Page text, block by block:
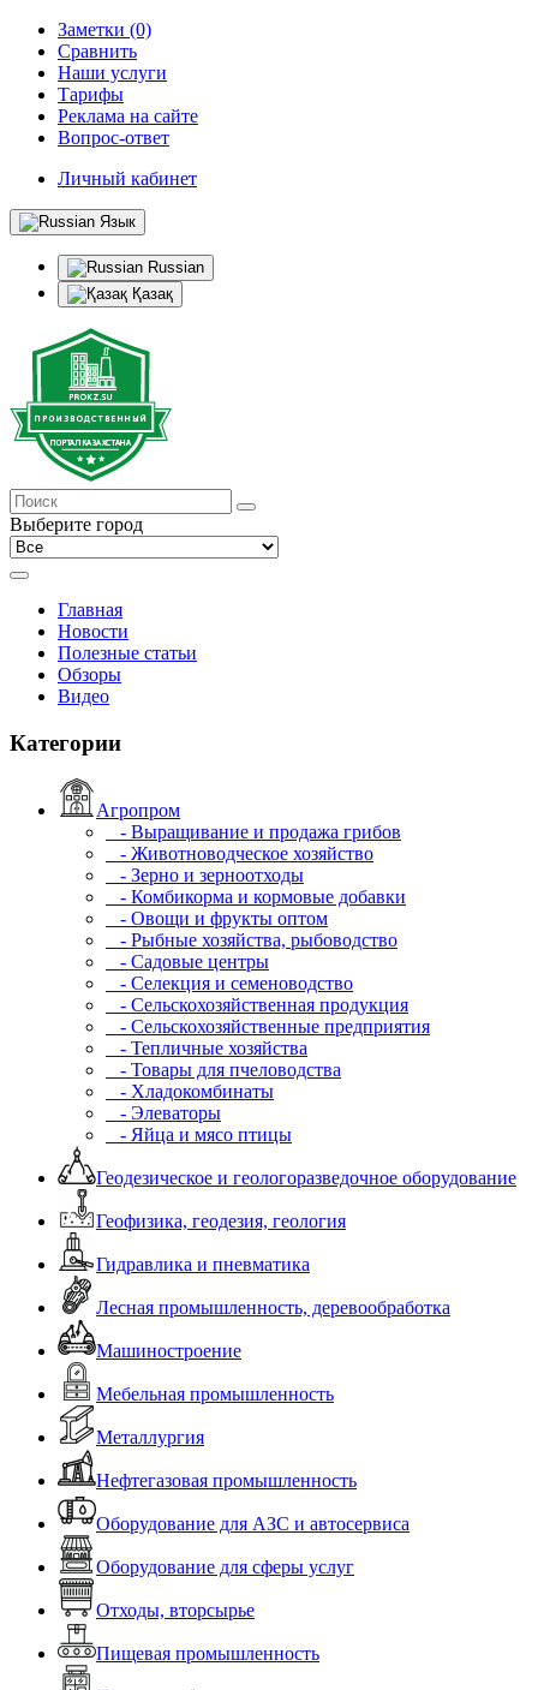
Заметки (0)
Сравнить
Наши услуги
Тарифы
Реклама на сайте
Вопрос-ответ
Личный кабинет
Язык
Russian
Қазақ
Выберите город
Главная
Новости
Полезные статьи
Обзоры
Видео
Категории
Агропром
- Выращивание и продажа грибов
- Животноводческое хозяйство
- Зерно и зерноотходы
- Комбикорма и кормовые добавки
- Овощи и фрукты оптом
- Рыбные хозяйства, рыбоводство
- Садовые центры
- Селекция и семеноводство
- Сельскохозяйственная продукция
- Сельскохозяйственные предприятия
- Тепличные хозяйства
- Товары для пчеловодства
- Хладокомбинаты
- Элеваторы
- Яйца и мясо птицы
Геодезическое и геологоразведочное оборудование
Геофизика, геодезия, геология
Гидравлика и пневматика
Лесная промышленность, деревообработка
Машиностроение
Мебельная промышленность
Металлургия
Нефтегазовая промышленность
Оборудование для АЗС и автосервиса
Оборудование для сферы услуг
Отходы, вторсырье
Пищевая промышленность